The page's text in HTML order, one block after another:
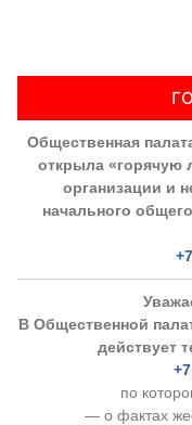
Общественная
открыла «горячую
организации и
начального
В Общественной
действует
по
— о фактах